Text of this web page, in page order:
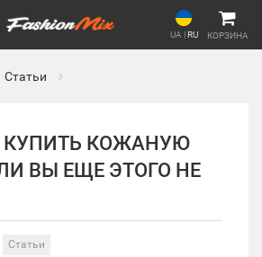
UA |RU КОРЗИНА
Статьи
КУПИТЬ КОЖАНУЮ
ВЫ ЕЩЕ ЭТОГО НЕ
Статьи